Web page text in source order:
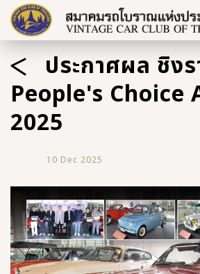
ประกาศผล ชิงร
People's Choice
2025
10 Dec 2025